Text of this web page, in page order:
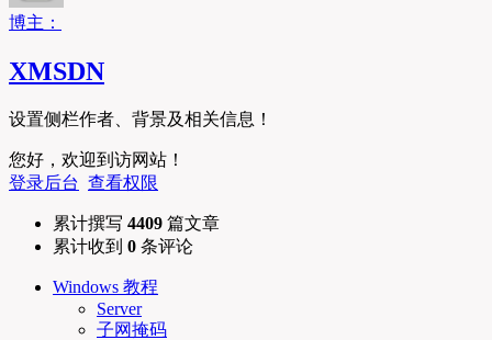
博主：
XMSDN
设置侧栏作者、背景及相关信息！
您好，欢迎到访网站！
登录后台 查看权限
累计撰写 4409 篇文章
累计收到 0 条评论
Windows 教程
Server
子网掩码